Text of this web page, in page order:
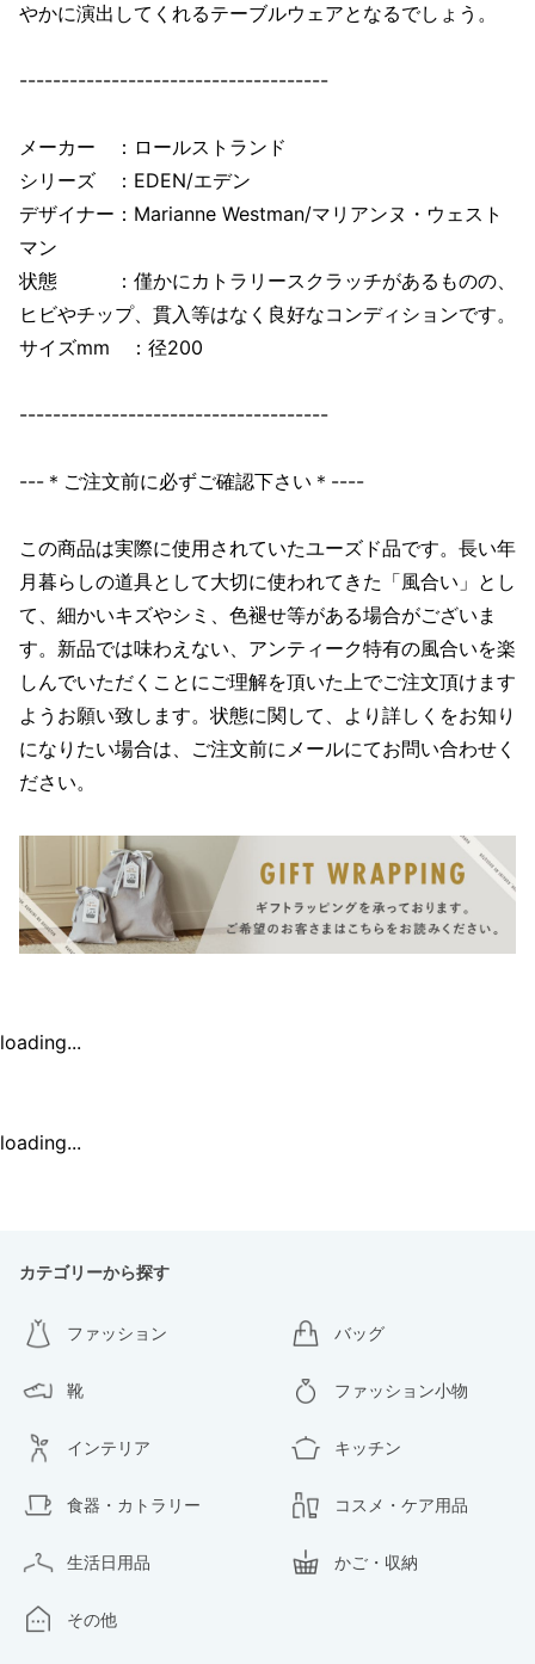
やかに演出してくれるテーブルウェアとなるでしょう。
-------------------------------------
メーカー ：ロールストランド
シリーズ ：EDEN/エデン
デザイナー：Marianne Westman/マリアンヌ・ウェスト
マン
状態 ：僅かにカトラリースクラッチがあるものの、
ヒビやチップ、貫入等はなく良好なコンディションです。
サイズmm ：径200
-------------------------------------
---＊ご注文前に必ずご確認下さい＊----
この商品は実際に使用されていたユーズド品です。長い年
月暮らしの道具として大切に使われてきた「風合い」とし
て、細かいキズやシミ、色褪せ等がある場合がございま
す。新品では味わえない、アンティーク特有の風合いを楽
しんでいただくことにご理解を頂いた上でご注文頂けます
ようお願い致します。状態に関して、より詳しくをお知り
になりたい場合は、ご注文前にメールにてお問い合わせく
ださい。
loading...
loading...
カテゴリーから探す
ファッション バッグ
靴 ファッション小物
インテリア キッチン
食器・カトラリー コスメ・ケア用品
生活日用品 かご・収納
その他